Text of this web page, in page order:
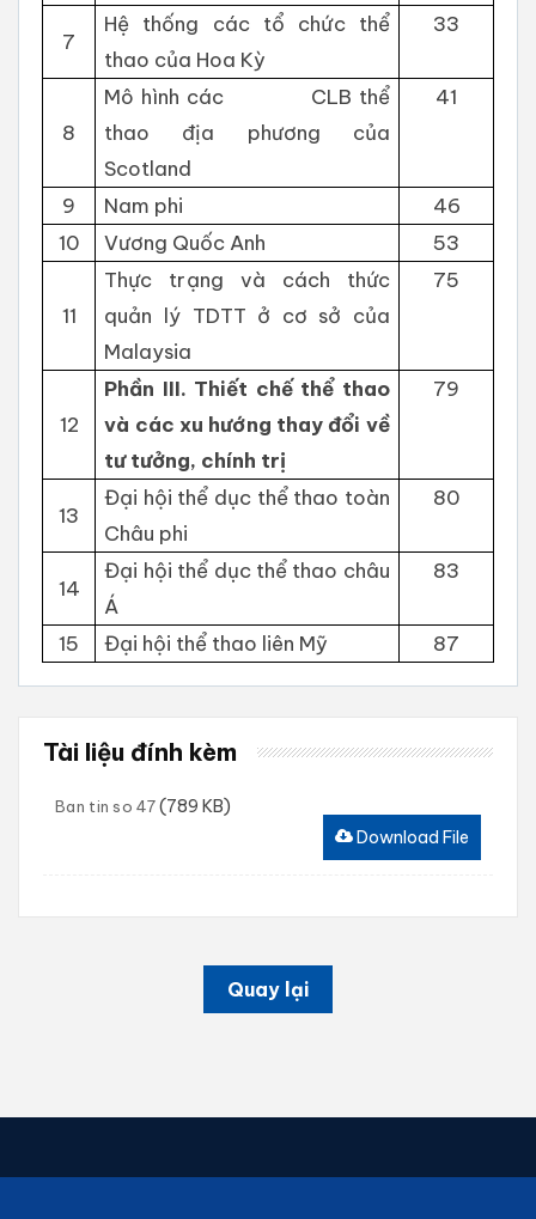
7
Hệ thống các tổ chức thể
thao của Hoa Kỳ
33
8
Mô hình các CLB thể
thao địa phương của
Scotland
41
9 Nam phi
46
10
Vương Quốc Anh 53
11
Thực trạng và cách thức
quản lý TDTT ở cơ sở của
Malaysia
75
12
Phần III. Thiết chế thể thao
và các xu hướng thay đổi về
tưtưởng, chính trị
79
13
Đại hội thể dục thể thao toàn
Châu phi
80
14
Đại hội thể dục thể thao châu
Á
83
15 Đại hội thể thao liên Mỹ 87
Tài liệu đính kèm
Ban tin so 47(789 KB)
Download File
Quay lại